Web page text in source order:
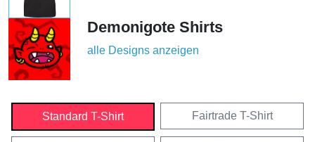
Demonigote Shirts
alle Designs anzeigen
Standard T-Shirt Fairtrade T-Shirt